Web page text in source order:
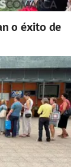
o éxito de